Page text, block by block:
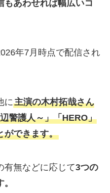
もあわせれば幅広いコ
年7月時点で配信され
に主演の木村拓哉さん
警護人～」「HERO」
ができます。
有無などに応じて3つの